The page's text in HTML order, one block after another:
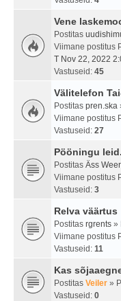
Vene
Postitas
Viimane postitus
T Nov 22, 2022
Vastuseid: 45
Välitelefon
Postitas pren.ska
Viimane postitus
Vastuseid: 27
Pööningu leid.
Postitas Äss
Viimane postitus
Vastuseid: 3
Relva väärtus
Postitas rgrents »
Viimane postitus
Vastuseid: 11
Kas
Postitas Veiler »
Vastuseid: 0